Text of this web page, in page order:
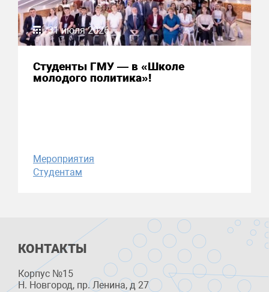
31 июля 2026
Студенты ГМУ — в «Школе
молодого политика»!
Мероприятия
Студентам
КОНТАКТЫ
Корпус №15
Н. Новгород, пр. Ленина, д 27